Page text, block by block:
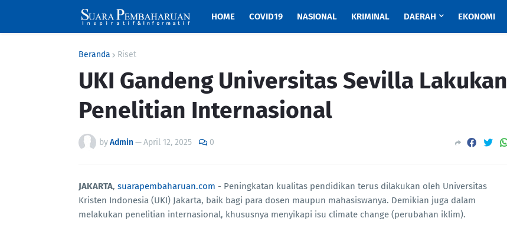
HOME COVID19 NASIONAL KRIMINAL DAERAH EKONOMI
Beranda Riset
UKI Gandeng Universitas Sevilla Lakukan
Penelitian Internasional
byAdmin—April 12, 2025 0
JAKARTA, suarapembaharuan.com - Peningkatan kualitas pendidikan terus dilakukan oleh Universitas
Kristen Indonesia (UKI) Jakarta, baik bagi para dosen maupun mahasiswanya. Demikian juga dalam
melakukan penelitian internasional, khususnya menyikapi isu climate change (perubahan iklim).